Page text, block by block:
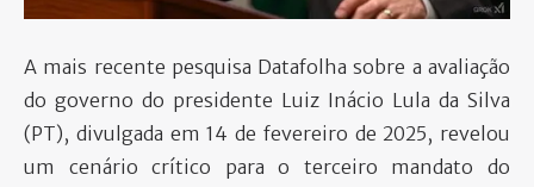
A mais recente pesquisa Datafolha sobre a avaliação
do governo do presidente Luiz Inácio Lula da Silva
(PT), divulgada em 14 de fevereiro de 2025, revelou
um cenário crítico para o terceiro mandato do